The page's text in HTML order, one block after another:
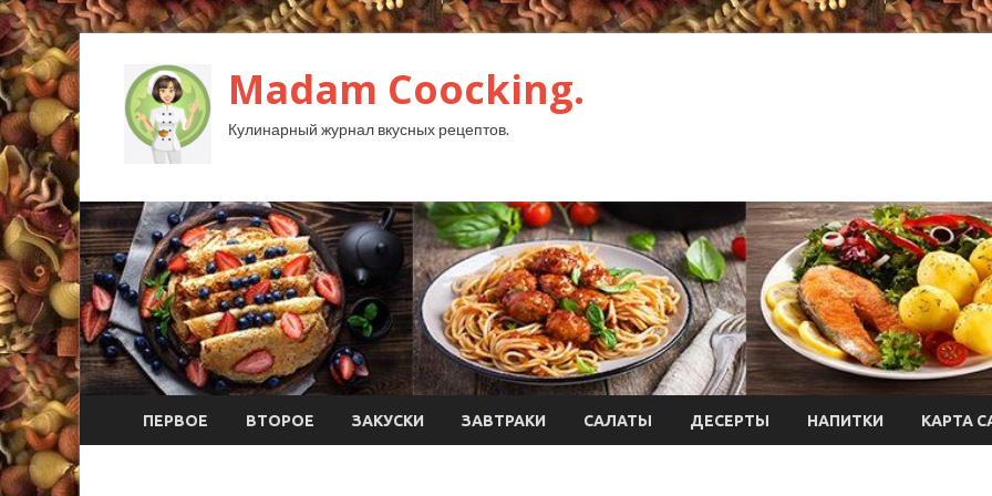
Madam Coocking.
Кулинарный журнал вкусных рецептов.
ПЕРВОЕ ВТОРОЕ ЗАКУСКИ ЗАВТРАКИ САЛАТЫ ДЕСЕРТЫ НАПИТКИ КАРТА